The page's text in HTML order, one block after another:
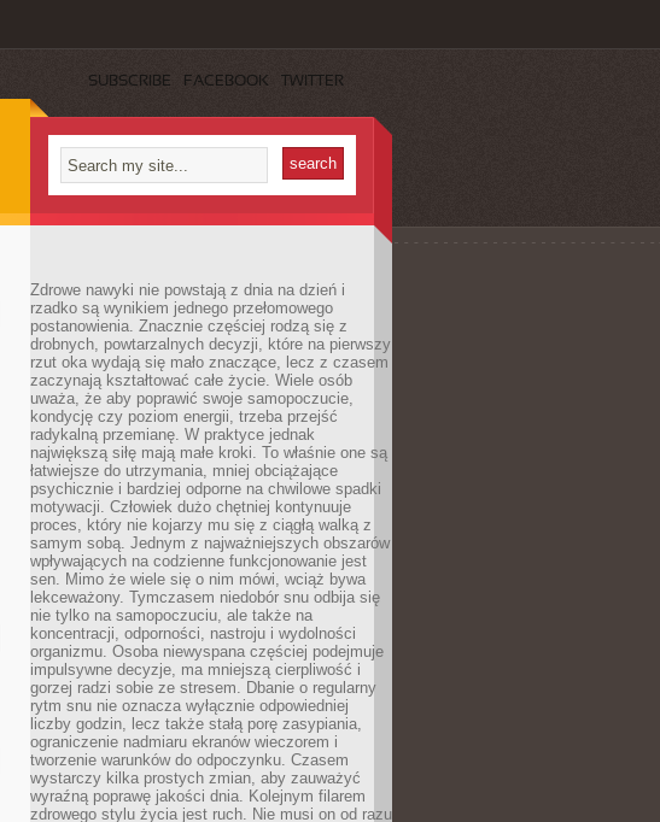
SUBSCRIBE FACEBOOK TWITTER
Zdrowe nawyki nie powstają z dnia na dzień i
rzadko są wynikiem jednego przełomowego
postanowienia. Znacznie częściej rodzą się z
drobnych, powtarzalnych decyzji, które na pierwszy
rzut oka wydają się mało znaczące, lecz z czasem
zaczynają kształtować całe życie. Wiele osób
uważa, że aby poprawić swoje samopoczucie,
kondycję czy poziom energii, trzeba przejść
radykalną przemianę. W praktyce jednak
największą siłę mają małe kroki. To właśnie one są
łatwiejsze do utrzymania, mniej obciążające
psychicznie i bardziej odporne na chwilowe spadki
motywacji. Człowiek dużo chętniej kontynuuje
proces, który nie kojarzy mu się z ciągłą walką z
samym sobą. Jednym z najważniejszych obszarów
wpływających na codzienne funkcjonowanie jest
sen. Mimo że wiele się o nim mówi, wciąż bywa
lekceważony. Tymczasem niedobór snu odbija się
nie tylko na samopoczuciu, ale także na
koncentracji, odporności, nastroju i wydolności
organizmu. Osoba niewyspana częściej podejmuje
impulsywne decyzje, ma mniejszą cierpliwość i
gorzej radzi sobie ze stresem. Dbanie o regularny
rytm snu nie oznacza wyłącznie odpowiedniej
liczby godzin, lecz także stałą porę zasypiania,
ograniczenie nadmiaru ekranów wieczorem i
tworzenie warunków do odpoczynku. Czasem
wystarczy kilka prostych zmian, aby zauważyć
wyraźną poprawę jakości dnia. Kolejnym filarem
zdrowego stylu życia jest ruch. Nie musi on od razu